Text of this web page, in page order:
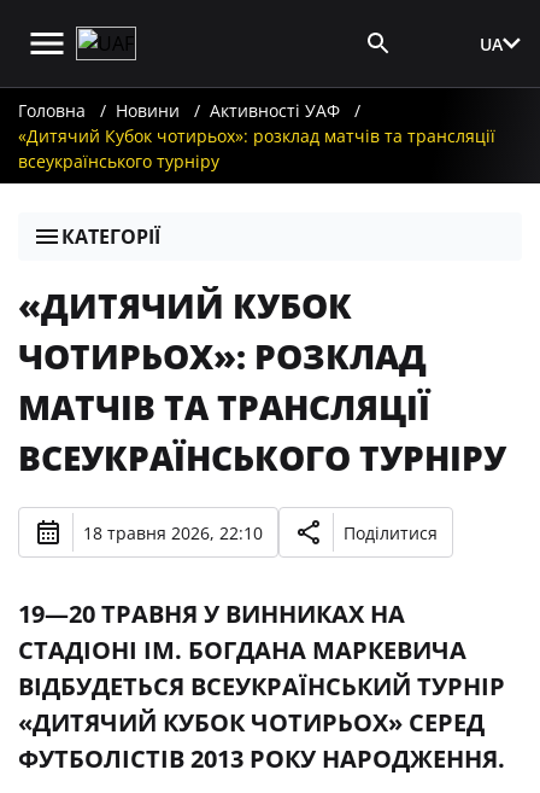
UA
Головна Новини
Активності УАФ
«Дитячий Кубок чотирьох»: розклад матчів та трансляції
всеукраїнського турніру
КАТЕГОРІЇ
«ДИТЯЧИЙ КУБОК
ЧОТИРЬОХ»: РОЗКЛАД
МАТЧІВ ТА ТРАНСЛЯЦІЇ
ВСЕУКРАЇНСЬКОГО ТУРНІРУ
18 травня 2026, 22:10 Поділитися
19—20 ТРАВНЯ У ВИННИКАХ НА
СТАДІОНІ ІМ. БОГДАНА МАРКЕВИЧА
ВІДБУДЕТЬСЯ ВСЕУКРАЇНСЬКИЙ ТУРНІР
«ДИТЯЧИЙ КУБОК ЧОТИРЬОХ» СЕРЕД
ФУТБОЛІСТІВ 2013 РОКУ НАРОДЖЕННЯ.